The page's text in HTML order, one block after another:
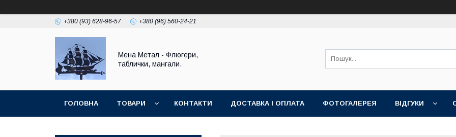
+380 (93) 628-96-57 +380 (96) 560-24-21
Мена Метал - Флюгери,
таблички, мангали.
ГОЛОВНА ТОВАРИ КОНТАКТИ ДОСТАВКА І ОПЛАТА ФОТОГАЛЕРЕЯ ВІДГУКИ